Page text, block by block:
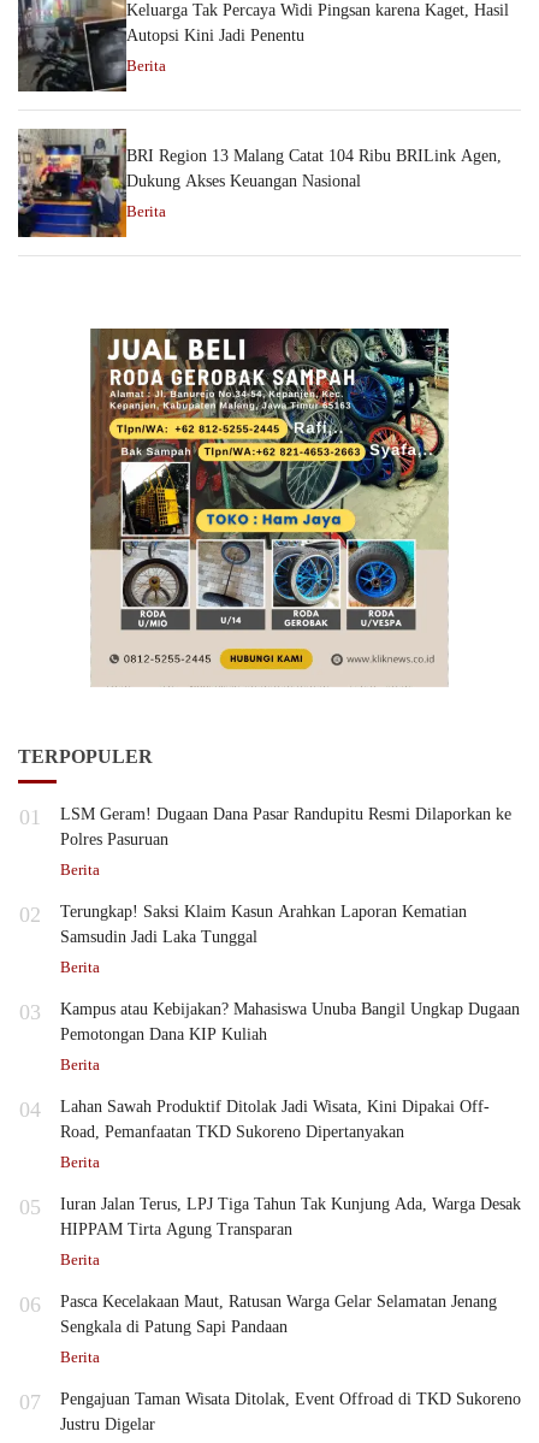
Keluarga Tak Percaya Widi Pingsan karena Kaget, Hasil
Autopsi Kini Jadi Penentu
Berita
BRI Region 13 Malang Catat 104 Ribu BRILink Agen,
Dukung Akses Keuangan Nasional
Berita
TERPOPULER
01
LSM Geram! Dugaan Dana Pasar Randupitu Resmi Dilaporkan ke
Polres Pasuruan
Berita
02
Terungkap! Saksi Klaim Kasun Arahkan Laporan Kematian
Samsudin Jadi Laka Tunggal
Berita
03
Kampus atau Kebijakan? Mahasiswa Unuba Bangil Ungkap Dugaan
Pemotongan Dana KIP Kuliah
Berita
04
Lahan Sawah Produktif Ditolak Jadi Wisata, Kini Dipakai Off-
Road, Pemanfaatan TKD Sukoreno Dipertanyakan
Berita
05
Iuran Jalan Terus, LPJ Tiga Tahun Tak Kunjung Ada, Warga Desak
HIPPAM Tirta Agung Transparan
Berita
06
Pasca Kecelakaan Maut, Ratusan Warga Gelar Selamatan Jenang
Sengkala di Patung Sapi Pandaan
Berita
07
Pengajuan Taman Wisata Ditolak, Event Offroad di TKD Sukoreno
Justru Digelar